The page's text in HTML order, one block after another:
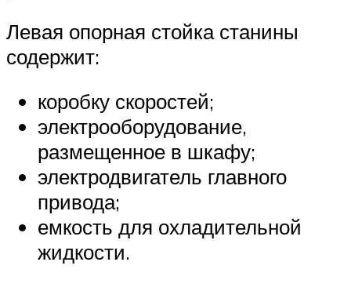
Левая опорная стойка станины
содержит:
коробку скоростей;
электрооборудование,
размещенное в шкафу;
электродвигатель главного
привода;
емкость для охладительной
жидкости.